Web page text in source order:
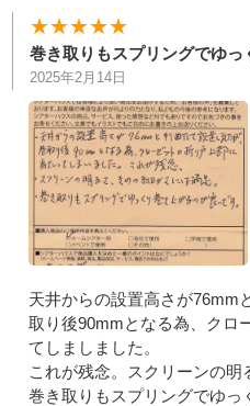
★★★★★
巻き取りもスプリングでゆ
2025年2月14日
天井からの設置高さが76mm
取り後90mmとなる為、クロ
てしましました。
これが残念。スクリーンの明
巻き取りもスプリングでゆっ